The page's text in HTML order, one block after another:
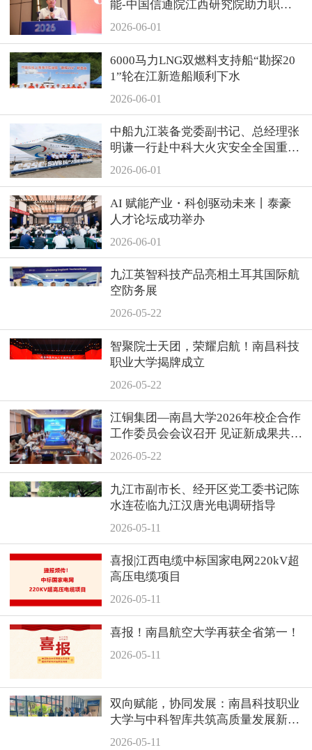
能-中国信通院江西研究院助力职业
教育服务区域产业高质量发展研讨会
2026-06-01
6000马力LNG双燃料支持船“勘探20
1”轮在江新造船顺利下水
2026-06-01
中船九江装备党委副书记、总经理张
明谦一行赴中科大火灾安全全国重点
实验室、上海地区相关单位走访交流
2026-06-01
AI 赋能产业・科创驱动未来丨泰豪
人才论坛成功举办
2026-06-01
九江英智科技产品亮相土耳其国际航
空防务展
2026-05-22
智聚院士天团，荣耀启航！南昌科技
职业大学揭牌成立
2026-05-22
江铜集团—南昌大学2026年校企合作
工作委员会会议召开 见证新成果共谋
新未来
2026-05-22
九江市副市长、经开区党工委书记陈
水连莅临九江汉唐光电调研指导
2026-05-11
喜报|江西电缆中标国家电网220kV超
高压电缆项目
2026-05-11
喜报！南昌航空大学再获全省第一！
2026-05-11
双向赋能，协同发展：南昌科技职业
大学与中科智库共筑高质量发展新平
台
2026-05-11